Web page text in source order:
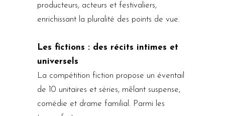
producteurs, acteurs et festivaliers,
enrichissant la pluralité des points de vue.
Les fictions : des récits intimes et
universels
La compétition fiction propose un éventail
de 10 unitaires et séries, mêlant suspense,
comédie et drame familial. Parmi les